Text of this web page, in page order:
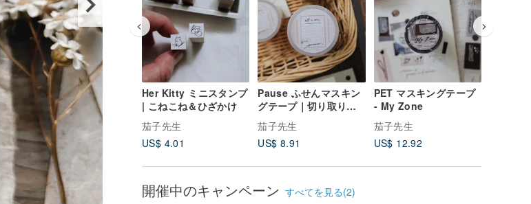
Her Kitty ミニスタンプ
| こねこね＆ひざかけ
茄子先生
US$ 4.01
Pause ふせんマスキン
グテープ｜切り取り線
つき｜ロール付箋
茄子先生
US$ 8.91
PET マスキングテープ
- My Zone
茄子先生
US$ 12.92
開催中のキャンペーン すべてを見る(2)